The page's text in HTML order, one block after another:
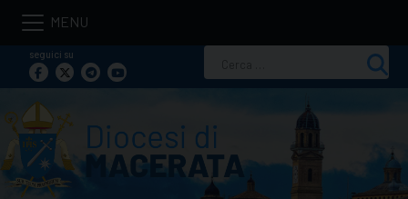
Skip
contentseguici su
per: